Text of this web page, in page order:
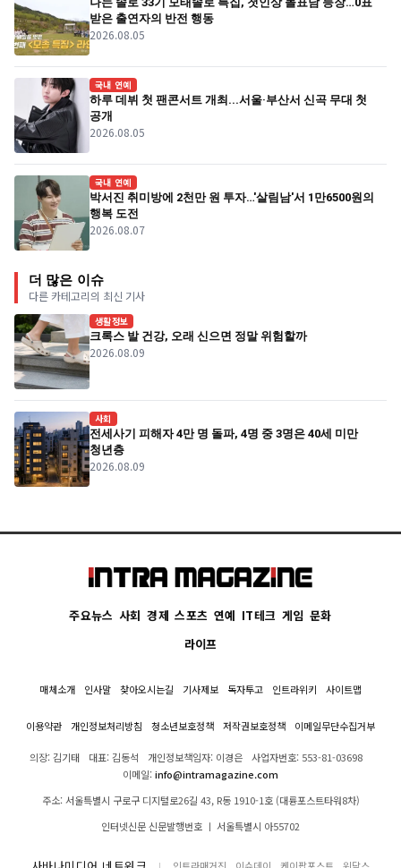
받은 출연자의 반전 행동
2026.08.05
국내 연예
하루 데뷔 첫 팬콘서트 개최...서울·부산서 신곡 무대 첫
공개
2026.08.05
국내 연예
박서진 취미방에 2천만 원 투자…'살림남'서 1만6500원의
행복 도전
2026.08.07
더 많은 이슈
다른 카테고리의 최신 기사
생활정보
크록스 발 건강, 오래 신으면 정말 위험할까
2026.08.09
사회
전세사기 피해자 4만 명 돌파, 4명 중 3명은 40세 미만
청년층
2026.08.09
주요뉴스 사회 경제 스포츠 연예 IT테크 게임 문화
라이프
매체소개 인사말 찾아오시는길 기사제보 독자투고 인트라위키 사이트맵
이용약관 개인정보처리방침 청소년보호정책 저작권보호정책 이메일무단수집거부
의장: 김기태 대표: 김동석 개인정보책임자: 이경은
사업자번호: 553-81-03698
이메일:info@intramagazine.com
주소: 서울특별시 구로구 디지털로26길 43, R동 1910-1호 (대륭포스트타워8차)
인터넷신문 신문발행번호 ㅣ 서울특별시 아55702